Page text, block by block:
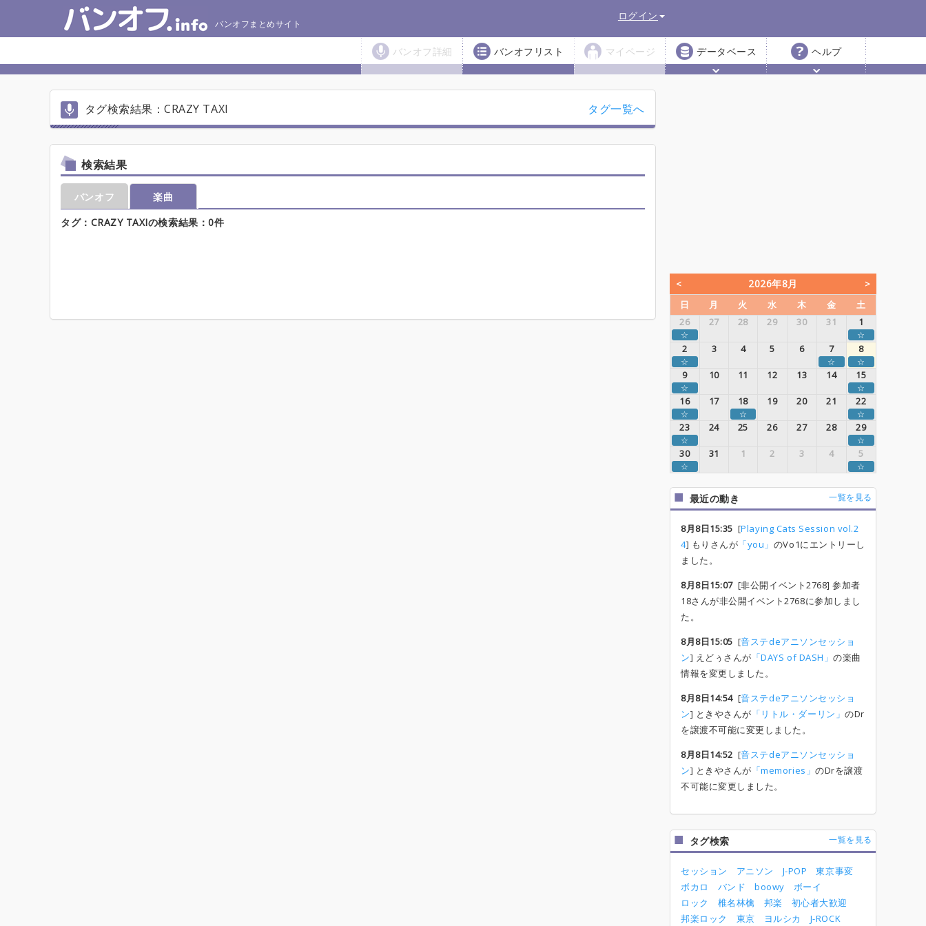
バンオフまとめサイト
ログイン
バンオフ詳細 バンオフリスト マイページ データベース ヘルプ
タグ検索結果：CRAZY TAXI タグ一覧へ
検索結果
バンオフ
楽曲
タグ：CRAZY TAXIの検索結果：0件
2026年8月
日 月 火 水 木 金
土
26
27 28 29 30 31 1
☆ ☆
2 3 4 5 6 7 8
☆ ☆ ☆
9 10 11 12 13 14 15
☆ ☆
16 17 18 19 20 21 22
☆ ☆ ☆
23 24 25 26 27 28 29
☆ ☆
30 31 1 2 3 4 5
☆ ☆
最近の動き 一覧を見る
8月8日15:35 [Playing Cats Session vol.2
4] もりさんが 「you」 のVo1にエントリーし
ました。
8月8日15:07[非公開イベント2768] 参加者
18さんが非公開イベント2768に参加しまし
た。
8月8日15:05 [音ステdeアニソンセッショ
ン] えどぅさんが 「DAYS of DASH」の楽曲
情報を変更しました。
8月8日14:54[音ステdeアニソンセッショ
ン] ときやさんが 「リトル・ダーリン」のDr
を譲渡不可能に変更しました。
8月8日14:52 [音ステdeアニソンセッショ
ン] ときやさんが 「memories」のDrを譲渡
不可能に変更しました。
タグ検索 一覧を見る
セッション アニソン J-POP
東京事変
ボカロ
バンド boowy
ボーイ
ロック
椎名林檎 邦楽
初心者大歓迎
邦楽ロック
東京 ヨルシカ J-ROCK